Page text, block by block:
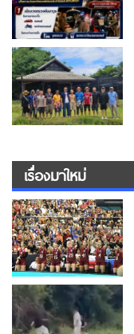
เรื่องมาใหม่